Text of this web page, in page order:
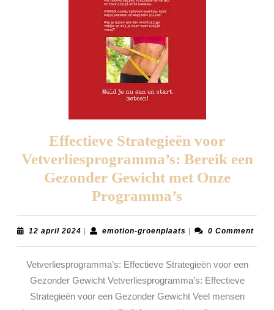
Effectieve Strategieën voor
Vetverliesprogramma’s: Bereik een
Gezonder Gewicht met Onze
Programma’s
Strategieën
voor
Bereik
een
Gezonder
12 april 2024 12
| emotion-groenplaatsemotion-
| 0 Comment
Vetverliesprogramma’s: Effectieve Strategieën voor een
Gezonder Gewicht Vetverliesprogramma’s: Effectieve
Strategieën voor een Gezonder Gewicht Veel mensen